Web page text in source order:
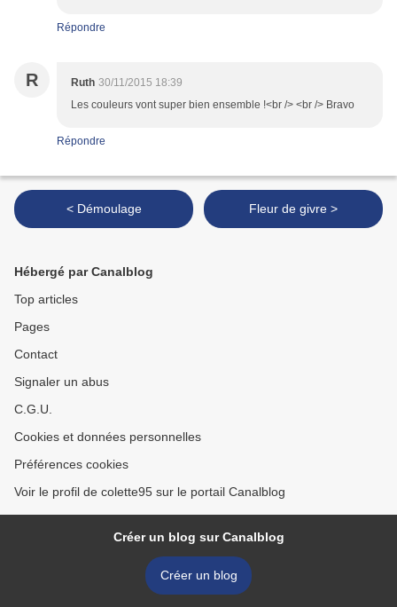
Répondre
R Ruth 30/11/2015 18:39
Les couleurs vont super bien ensemble !<br /> <br /> Bravo
Répondre
< Démoulage Fleur de givre >
Hébergé par Canalblog
Top articles
Pages
Contact
Signaler un abus
C.G.U.
Cookies et données personnelles
Préférences cookies
Voir le profil de colette95 sur le portail Canalblog
Créer un blog sur Canalblog
Créer un blog